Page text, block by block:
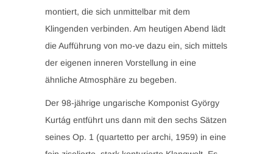
montiert, die sich unmittelbar mit dem
Klingenden verbinden. Am heutigen Abend lädt
die Aufführung von mo-ve dazu ein, sich mittels
der eigenen inneren Vorstellung in eine
ähnliche Atmosphäre zu begeben.
Der 98-jährige ungarische Komponist György
Kurtág entführt uns dann mit den sechs Sätzen
seines Op. 1 (quartetto per archi, 1959) in eine